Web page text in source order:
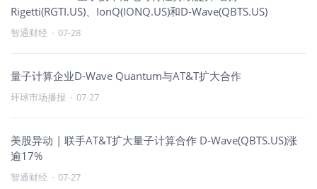
Rigetti(RGTI.US)、IonQ(IONQ.US)和D-Wave(QBTS.US)
智通财经 · 07-28
量子计算企业D-Wave Quantum与AT&T扩大合作
环球市场播报 · 07-27
美股异动 | 联手AT&T扩大量子计算合作 D-Wave(QBTS.US)涨
逾17%
智通财经 · 07-27